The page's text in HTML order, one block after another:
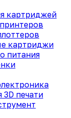
картриджей
картриджи
питания
печати